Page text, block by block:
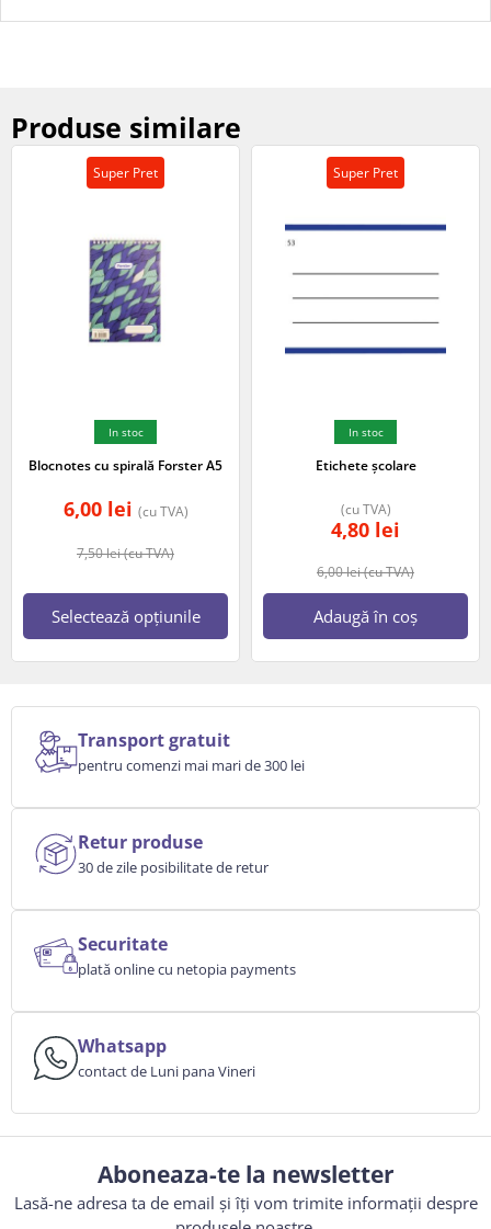
Produse similare
Super Pret
In stoc
Blocnotes cu spirală Forster A5
7,50lei(cu TVA)
6,00 lei (cu TVA)
Selectează opțiunile
Super Pret
In stoc
Etichete școlare
6,00lei(cu TVA)
4,80 lei
(cu TVA)
Adaugă în coș
Transport gratuit
pentru comenzi mai mari de 300 lei
Retur produse
30 de zile posibilitate de retur
Securitate
plată online cu netopia payments
Whatsapp
contact de Luni pana Vineri
Aboneaza-te la newsletter
Lasă-ne adresa ta de email și îți vom trimite informații despre